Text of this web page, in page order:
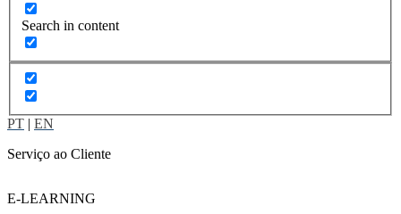
Search in content
PT | EN
Serviço ao Cliente
E-LEARNING